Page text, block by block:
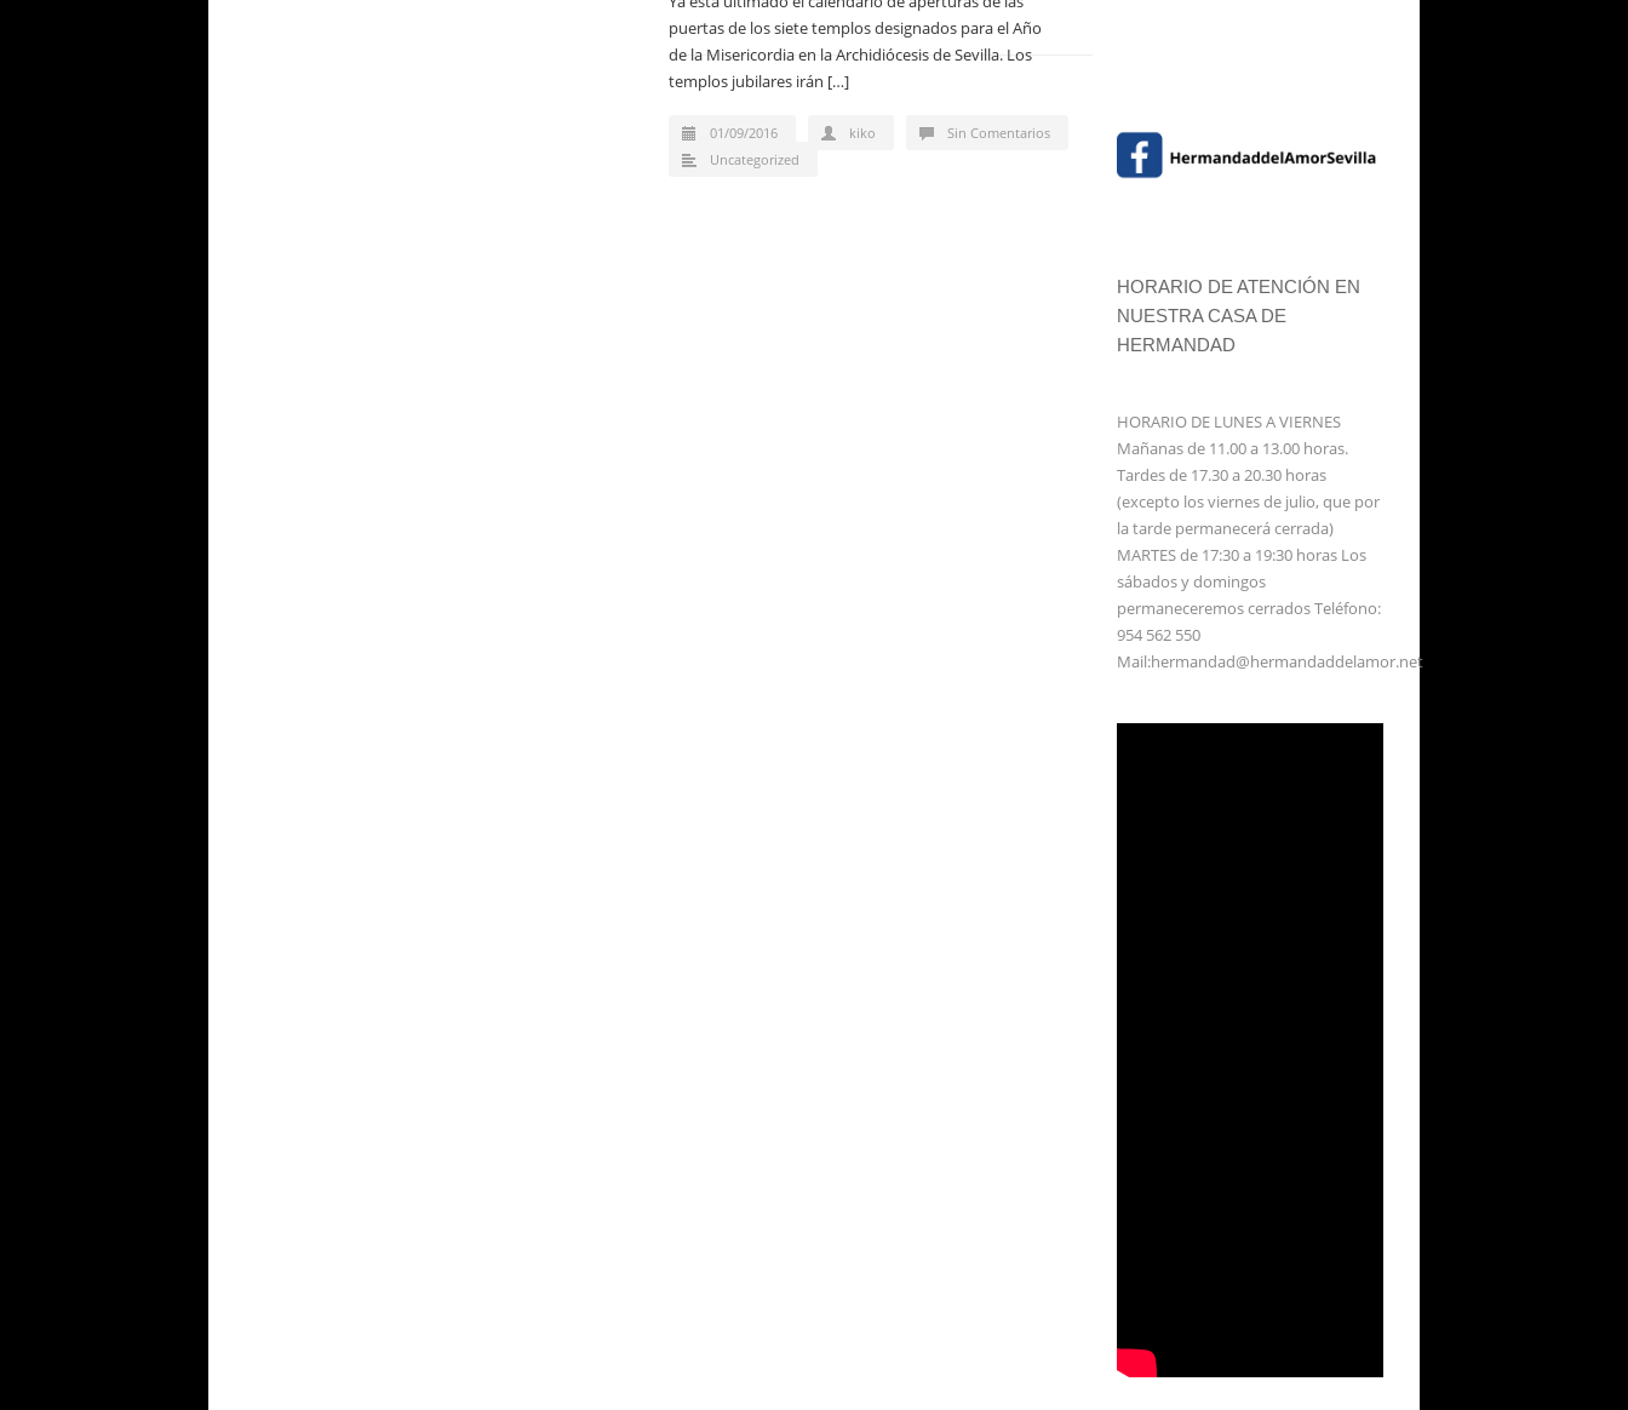
puertas de los siete templos designados para el Año
de la Misericordia en la Archidiócesis de Sevilla. Los
templos jubilares irán […]
01/09/2016 kiko
Sin Comentarios
Uncategorized
HORARIO DE ATENCIÓN EN
NUESTRA CASA DE
HERMANDAD
HORARIO DE LUNES A VIERNES
Mañanas de 11.00 a 13.00 horas.
Tardes de 17.30 a 20.30 horas
(excepto los viernes de julio, que por
la tarde permanecerá cerrada)
MARTES de 17:30 a 19:30 horas Los
sábados y domingos
permaneceremos cerrados Teléfono:
954 562 550
Mail:hermandad@hermandaddelamor.net